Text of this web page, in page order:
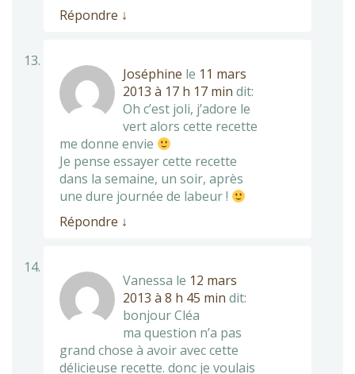
Répondre ↓
Joséphine le 11 mars
2013 à 17 h 17 min dit:
Oh c’est joli, j’adore le
vert alors cette recette
me donne envie
Je pense essayer cette recette
dans la semaine, un soir, après
une dure journée de labeur !
Répondre ↓
Vanessa le 12 mars
2013 à 8 h 45 min dit:
bonjour Cléa
ma question n’a pas
grand chose à avoir avec cette
délicieuse recette. donc je voulais